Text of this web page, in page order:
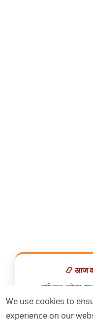
📿 आज
सभी व्रत, त्योहार,
📅
We use cookies to
experience on our